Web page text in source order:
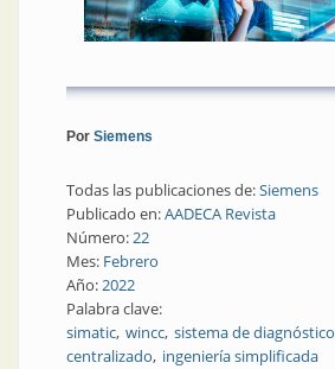
Por Siemens
Todas las publicaciones de:Siemens
Publicado en:AADECA Revista
Número:22
Mes: Febrero
Año:2022
Palabra clave:
simatic wincc sistema de diagnóstico
centralizado ingeniería simplificada